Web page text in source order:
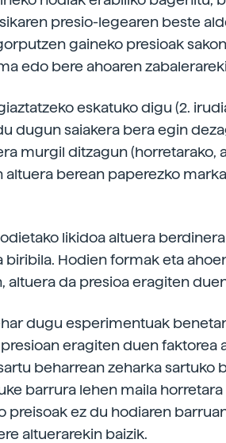
presio-legearen beste
gaineko presioak
edo bere ahoaren
eskatuko digu (2.
dugun saiakera bera egin
murgil ditzagun (horretarako,
berean paperezko
likidoa altuera berdinera
Hodien formak eta
altuera da presioa eragiten
dugu esperimentuak
eragiten duen faktorea
beharrean zeharka sartuko
barrura lehen maila horretara
preisoak ez du hodiaren
altuerarekin baizik.